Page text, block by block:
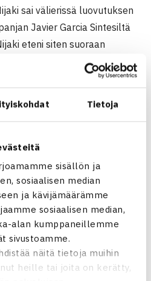
Tietoja
sisällön ja
sosiaalisen median
ja kävijämäärämme
sosiaalisen median,
alan kumppaneillemme
sivustoamme.
näitä tietoja muihin
heille tai joita on kerätty,
sai välierissä luovutuksen
Javier Garcia Sintesiltä
eteni siten suoraan
puolalaisparinsa Marcin
6-4.
Puola (karsija) – Timo
Puola – T.Nieminen/Lauri